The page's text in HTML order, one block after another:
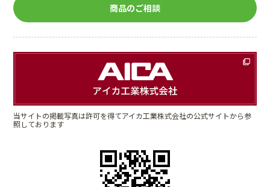
商品のご相談
当サイトの掲載写真は許可を得てアイカ工業株式会社の公式サイトから参
照しております